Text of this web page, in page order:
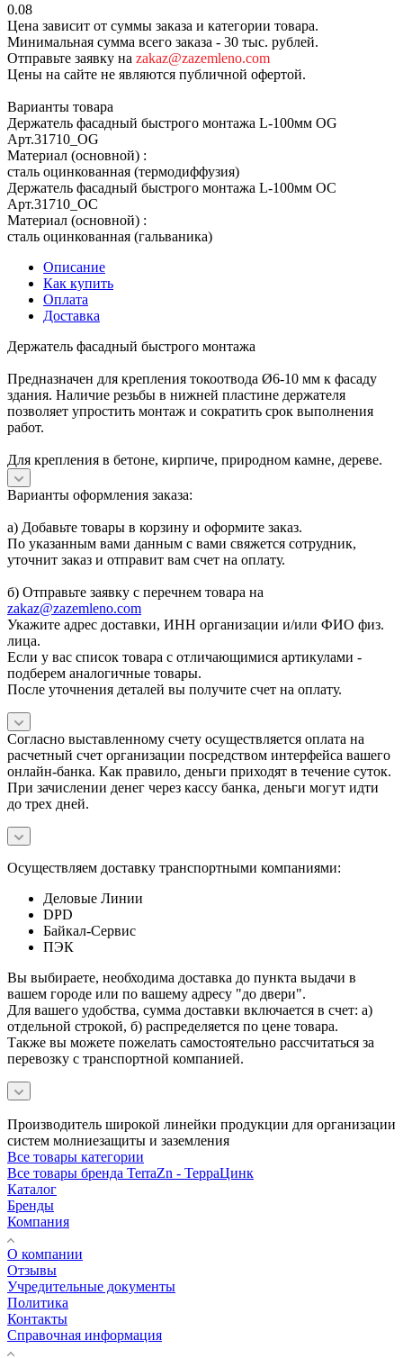
0.08
Цена зависит от суммы заказа и категории товара.
Минимальная сумма всего заказа - 30 тыс. рублей.
Отправьте заявку на zakaz@zazemleno.com
Цены на сайте не являются публичной офертой.
Варианты товара
Держатель фасадный быстрого монтажа L-100мм OG
Арт.31710_ОG
Материал (основной) :
сталь оцинкованная (термодиффузия)
Держатель фасадный быстрого монтажа L-100мм OC
Арт.31710_ОС
Материал (основной) :
сталь оцинкованная (гальваника)
Описание
Как купить
Оплата
Доставка
Держатель фасадный быстрого монтажа
Предназначен для крепления токоотвода Ø6-10 мм к фасаду
здания. Наличие резьбы в нижней пластине держателя
позволяет упростить монтаж и сократить срок выполнения
работ.
Для крепления в бетоне, кирпиче, природном камне, дереве.
Варианты оформления заказа:
а) Добавьте товары в корзину и оформите заказ.
По указанным вами данным с вами свяжется сотрудник,
уточнит заказ и отправит вам счет на оплату.
б) Отправьте заявку с перечнем товара на
zakaz@zazemleno.com
Укажите адрес доставки, ИНН организации и/или ФИО физ.
лица.
Если у вас список товара с отличающимися артикулами -
подберем аналогичные товары.
После уточнения деталей вы получите счет на оплату.
Согласно выставленному счету осуществляется оплата на
расчетный счет организации посредством интерфейса вашего
онлайн-банка. Как правило, деньги приходят в течение суток.
При зачислении денег через кассу банка, деньги могут идти
до трех дней.
Осуществляем доставку транспортными компаниями:
Деловые Линии
DPD
Байкал-Сервис
ПЭК
Вы выбираете, необходима доставка до пункта выдачи в
вашем городе или по вашему адресу "до двери".
Для вашего удобства, сумма доставки включается в счет: а)
отдельной строкой, б) распределяется по цене товара.
Также вы можете пожелать самостоятельно рассчитаться за
перевозку с транспортной компанией.
Производитель широкой линейки продукции для организации
систем молниезащиты и заземления
Все товары категории
Все товары бренда TerraZn - ТерраЦинк
Каталог
Бренды
Компания
О компании
Отзывы
Учредительные документы
Политика
Контакты
Справочная информация